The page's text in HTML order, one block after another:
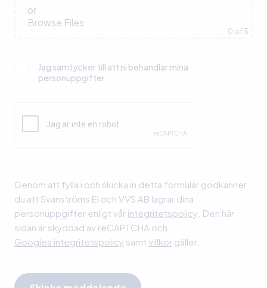
or
Browse Files
0 of 5
Jag samtycker till att ni behandlar mina
personuppgifter.
Genom att fylla i och skicka in detta formulär godkänner
du att Svanströms El och VVS AB lagrar dina
personuppgifter enligt vår integritetspolicy . Den här
sidan är skyddad av reCAPTCHA och
Googles integritetspolicy samt villkor gäller.